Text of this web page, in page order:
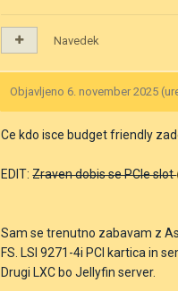
Navedek
Objavljeno 6. november 2025
Ce kdo isce budget friendly
EDIT:Zraven dobis se PCIe slot
Sam se trenutno zabavam z
FS. LSI 9271-4i PCI kartica in
Drugi LXC bo Jellyfin server.